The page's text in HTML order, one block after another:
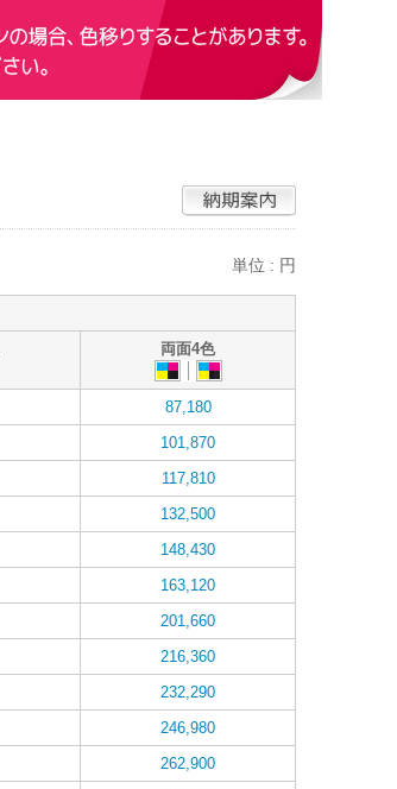
単位 : 円
両面4色
87,180
101,870
117,810
132,500
148,430
163,120
201,660
216,360
232,290
246,980
262,900